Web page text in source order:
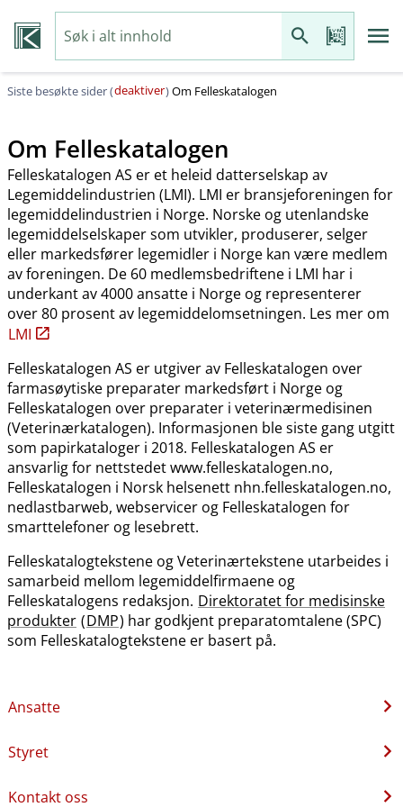
Siste besøkte sider (deaktiver)Om Felleskatalogen
Om Felleskatalogen
Felleskatalogen AS er et heleid datterselskap av
Legemiddelindustrien (LMI). LMI er bransjeforeningen for
legemiddelindustrien i Norge. Norske og utenlandske
legemiddelselskaper som utvikler, produserer, selger
eller markedsfører legemidler i Norge kan være medlem
av foreningen. De 60 medlemsbedriftene i LMI har i
underkant av 4000 ansatte i Norge og representerer
over 80 prosent av legemiddelomsetningen. Les mer om
LMI
Felleskatalogen AS er utgiver av Felleskatalogen over
farmasøytiske preparater markedsført i Norge og
Felleskatalogen over preparater i veterinærmedisinen
(Veterinærkatalogen). Informasjonen ble siste gang utgitt
som papirkataloger i 2018. Felleskatalogen AS er
ansvarlig for nettstedet www.felleskatalogen.no,
Felleskatalogen i Norsk helsenett nhn.felleskatalogen.no,
nedlastbarweb, webservicer og Felleskatalogen for
smarttelefoner og lesebrett.
Felleskatalogtekstene og Veterinærtekstene utarbeides i
samarbeid mellom legemiddelfirmaene og
Felleskatalogens redaksjon. Direktoratet for medisinske
produkter (DMP) har godkjent preparatomtalene (SPC)
som Felleskatalogtekstene er basert på.
Ansatte
Styret
Kontakt oss